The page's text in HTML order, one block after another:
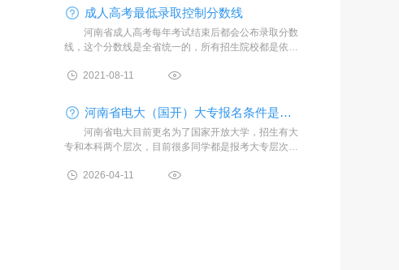
成人高考最低录取控制分数线
河南省成人高考每年考试结束后都会公布录取分数
线，这个分数线是全省统一的，所有招生院校都是依据
省近几年的录取分
2021-08-11
河南省电大（国开）大专报名条件是什么（2026年更新）
河南省电大目前更名为了国家开放大学，招生有大
专和本科两个层次，目前很多同学都是报考大专层次，
报考条件，下面给
2026-04-11